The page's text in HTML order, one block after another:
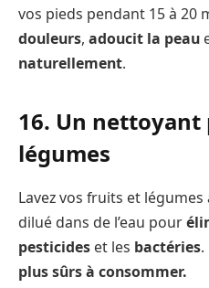
vos pieds pendant 15 à 20
douleurs, adoucit la peau
naturellement.
16. Un
légumes
Lavez vos fruits et
dilué dans de l’eau pour
pesticides et les bactéries.
plus sûrs à consommer.